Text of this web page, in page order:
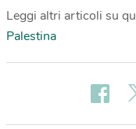
Leggi altri articoli su
Palestina